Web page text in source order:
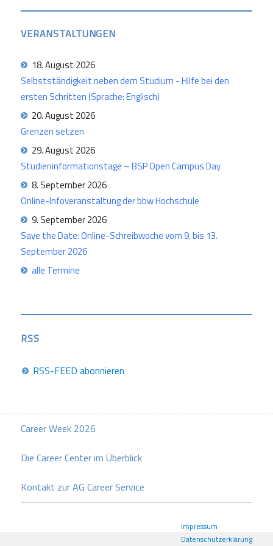
VERANSTALTUNGEN
18. August 2026
Selbstständigkeit neben dem Studium - Hilfe bei den
ersten Schritten (Sprache: Englisch)
20. August 2026
Grenzen setzen
29. August 2026
Studieninformationstage – BSP Open Campus Day
8. September 2026
Online-Infoveranstaltung der bbw Hochschule
9. September 2026
Save the Date: Online-Schreibwoche vom 9. bis 13.
September 2026
alle Termine
RSS
RSS-FEED abonnieren
Career Week 2026
Die Career Center im Überblick
Kontakt zur AG Career Service
Impressum
Datenschutzerklärung